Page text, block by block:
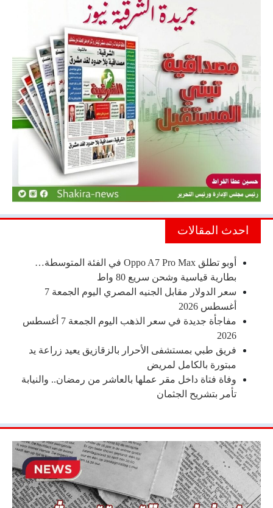
احدث المقالات
أوبو تطلق Oppo A7 Pro Max في الفئة المتوسطة…
بطارية قياسية وشحن سريع 80 واط
سعر الدولار مقابل الجنيه المصري اليوم الجمعة 7
أغسطس 2026
مفاجأة جديدة في سعر الذهب اليوم الجمعة 7 أغسطس
2026
فريق طبي بمستشفى الأحرار بالزقازيق يعيد زراعة يد
مبتورة بالكامل لمريض
وفاة فتاة داخل مقر عملها بالعاشر من رمضان.. والنيابة
تأمر بتشريح الجثمان